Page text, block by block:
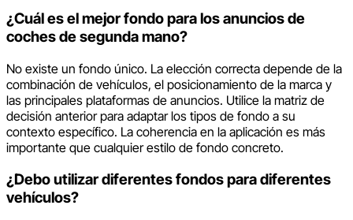
¿Cuál es el mejor fondo para los anuncios de
coches de segunda mano?
No existe un fondo único. La elección correcta depende de la
combinación de vehículos, el posicionamiento de la marca y
las principales plataformas de anuncios. Utilice la matriz de
decisión anterior para adaptar los tipos de fondo a su
contexto específico. La coherencia en la aplicación es más
importante que cualquier estilo de fondo concreto.
¿Debo utilizar diferentes fondos para diferentes
vehículos?